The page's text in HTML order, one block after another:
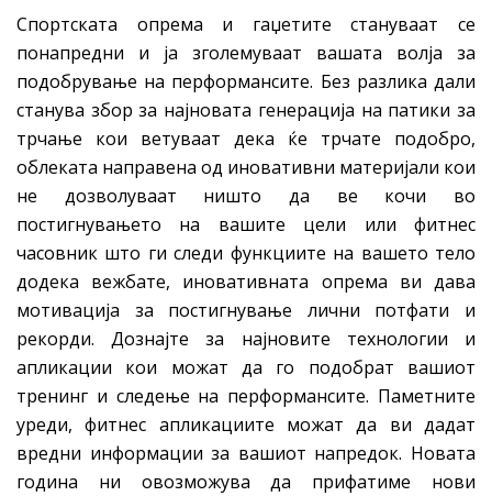
Спортската опрема и гаџетите стануваат се
понапредни и ја зголемуваат вашата волја за
подобрување на перформансите. Без разлика дали
станува збор за најновата генерација на патики за
трчање кои ветуваат дека ќе трчате подобро,
облеката направена од иновативни материјали кои
не дозволуваат ништо да ве кочи во
постигнувањето на вашите цели или фитнес
часовник што ги следи функциите на вашето тело
додека вежбате, иновативната опрема ви дава
мотивација за постигнување лични потфати и
рекорди. Дознајте за најновите технологии и
апликации кои можат да го подобрат вашиот
тренинг и следење на перформансите. Паметните
уреди, фитнес апликациите можат да ви дадат
вредни информации за вашиот напредок. Новата
година ни овозможува да прифатиме нови